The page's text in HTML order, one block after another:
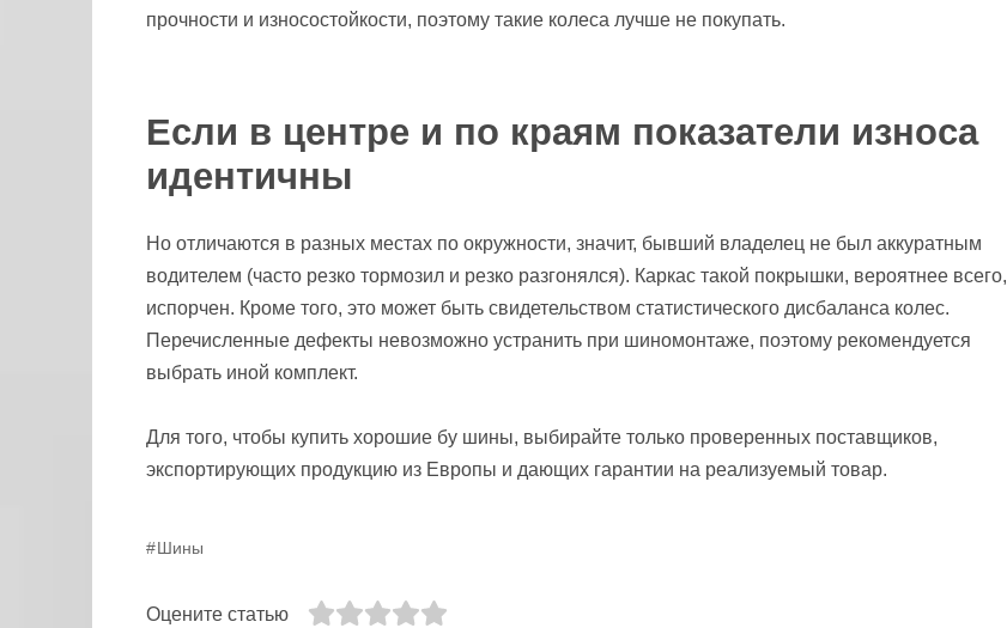
прочности и износостойкости, поэтому такие колеса лучше не покупать.
Если в центре и по краям показатели износа
идентичны
Но отличаются в разных местах по окружности, значит, бывший владелец не был аккуратным
водителем (часто резко тормозил и резко разгонялся). Каркас такой покрышки, вероятнее всего,
испорчен. Кроме того, это может быть свидетельством статистического дисбаланса колес.
Перечисленные дефекты невозможно устранить при шиномонтаже, поэтому рекомендуется
выбрать иной комплект.
Для того, чтобы купить хорошие бу шины, выбирайте только проверенных поставщиков,
экспортирующих продукцию из Европы и дающих гарантии на реализуемый товар.
Шины
Оцените статью